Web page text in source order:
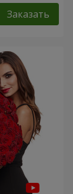
Заказать